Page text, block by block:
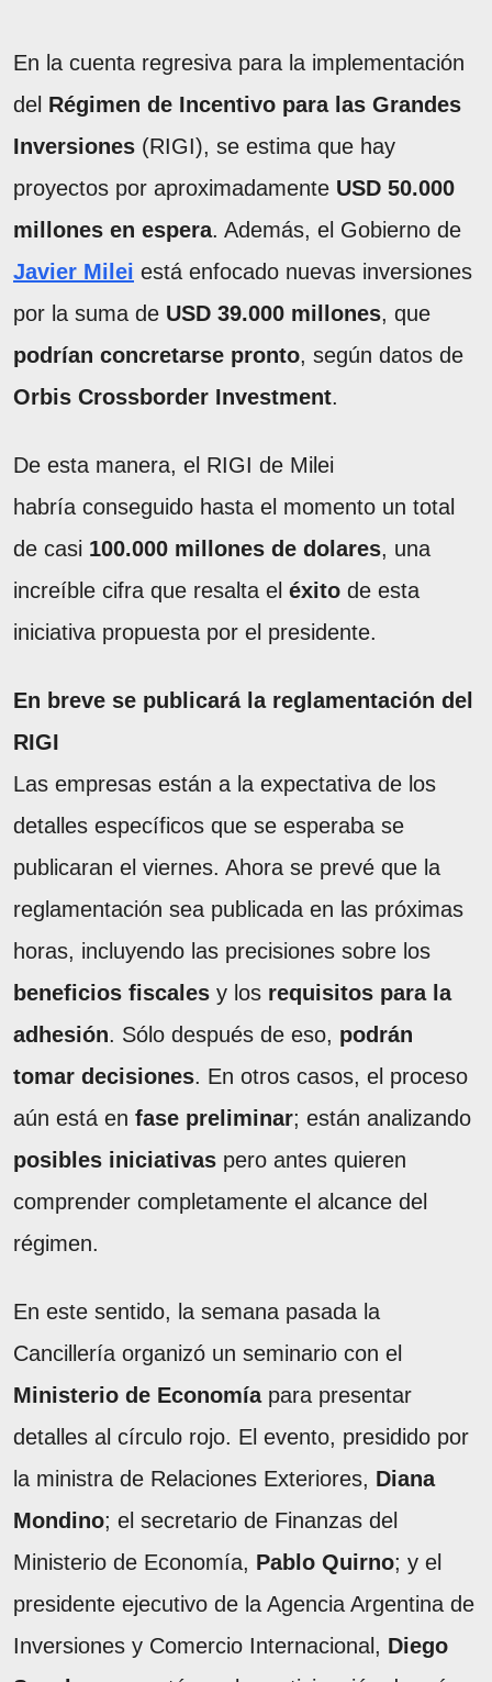
En la cuenta regresiva para la implementación
del Régimen de Incentivo para las Grandes
Inversiones (RIGI), se estima que hay
proyectos por aproximadamente USD 50.000
millones en espera. Además, el Gobierno de
Javier Milei está enfocado nuevas inversiones
por la suma de USD 39.000 millones, que
podrían concretarse pronto, según datos de
Orbis Crossborder Investment.
De esta manera, el RIGI de Milei
habría conseguido hasta el momento un total
de casi 100.000 millones de dolares, una
increíble cifra que resalta el éxito de esta
iniciativa propuesta por el presidente.
En breve se publicará la reglamentación del
RIGI
Las empresas están a la expectativa de los
detalles específicos que se esperaba se
publicaran el viernes. Ahora se prevé que la
reglamentación sea publicada en las próximas
horas, incluyendo las precisiones sobre los
beneficios fiscales y los requisitos para la
adhesión. Sólo después de eso, podrán
tomar decisiones. En otros casos, el proceso
aún está en fase preliminar; están analizando
posibles iniciativas pero antes quieren
comprender completamente el alcance del
régimen.
En este sentido, la semana pasada la
Cancillería organizó un seminario con el
Ministerio de Economíapara presentar
detalles al círculo rojo. El evento, presidido por
la ministra de Relaciones Exteriores, Diana
Mondino; el secretario de Finanzas del
Ministerio de Economía, Pablo Quirno; y el
presidente ejecutivo de la Agencia Argentina de
Inversiones y Comercio Internacional, Diego